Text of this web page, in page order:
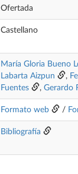
Ofertada
Castellano
María Gloria Bueno
Labarta Aizpun
,
Fuentes
, Gerardo
Formato web /
Bibliografía